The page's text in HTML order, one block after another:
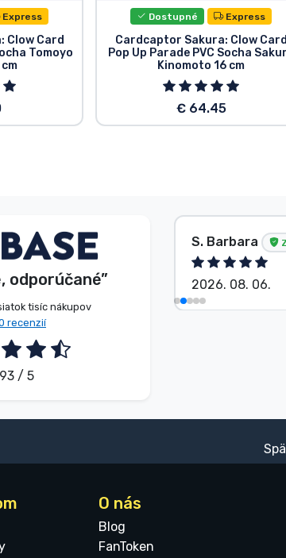
Express
Clow Card
Tomoyo
Dostupné Express
Cardcaptor Sakura: Clow Card
Pop Up Parade PVC Socha
Kinomoto 16 cm
€ 64.45
odporúčané”
tisíc nákupov
recenzií
/ 5
V. Éva Zákazník
08. 06.
S. Barbara
2026. 08. 06.
O nás
Blog
FanToken